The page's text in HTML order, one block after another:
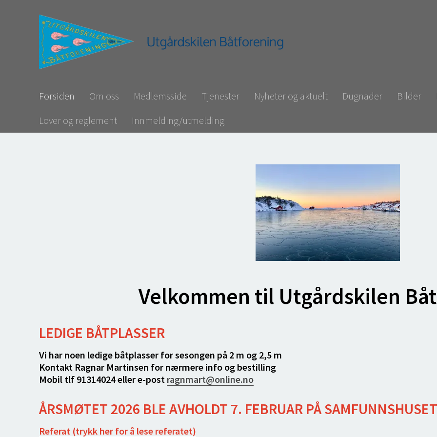
Forsiden Om oss Medlemsside Tjenester Nyheter og aktuelt Dugnader Bilder
Lover og reglement
Innmelding/utmelding
Velkommen til Utgårdskilen
LEDIGE BÅTPLASSER
Vi har noen ledige båtplasser for sesongen på 2 m og 2,5 m
Kontakt Ragnar Martinsen for nærmere info og bestilling
Mobil tlf 91314024 eller e-post ragnmart@online.no
ÅRSMØTET 2026 BLE AVHOLDT 7. FEBRUAR PÅ SAMFUNNSHUSET
Referat (trykk her for å lese referatet)